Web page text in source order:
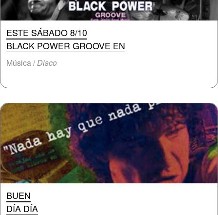
ESTE SÁBADO 8/10
BLACK POWER GROOVE EN
Música /Disco
BUEN
DÍA DÍA